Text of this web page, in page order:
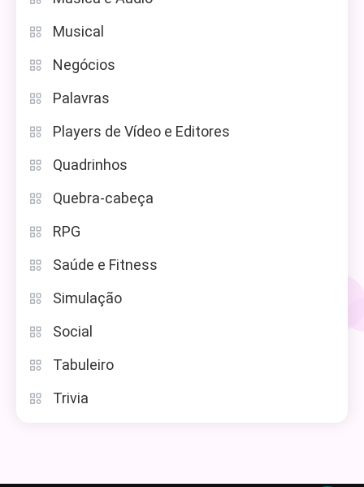
Musical
Negócios
Palavras
Players de Vídeo e Editores
Quadrinhos
Quebra-cabeça
RPG
Saúde e Fitness
Simulação
Social
Tabuleiro
Trivia